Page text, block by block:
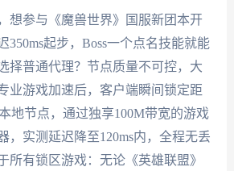
想参与《魔兽世界》国服新团本开
350ms起步，Boss一个点名技能就能
择普通代理？节点质量不可控，大
业游戏加速后，客户端瞬间锁定距
地节点，通过独享100M带宽的游戏
，实测延迟降至120ms内，全程无丢
所有锁区游戏：无论《英雄联盟》